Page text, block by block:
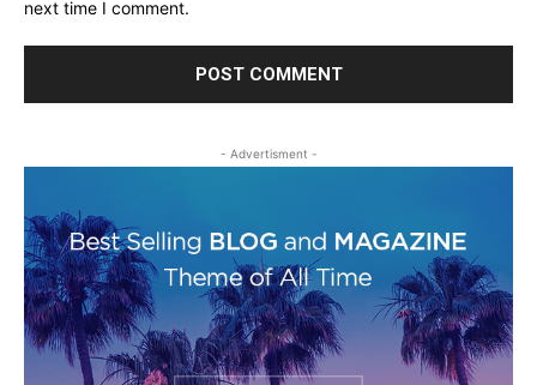
next time I comment.
- Advertisment -